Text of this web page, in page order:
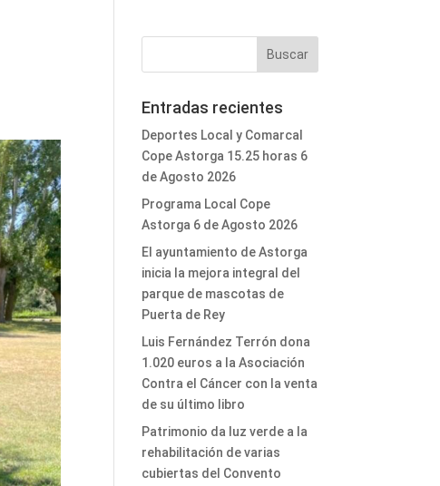
Entradas recientes
Deportes Local y Comarcal
Cope Astorga 15.25 horas 6
de Agosto 2026
Programa Local Cope
Astorga 6 de Agosto 2026
El ayuntamiento de Astorga
inicia la mejora integral del
parque de mascotas de
Puerta de Rey
Luis Fernández Terrón dona
1.020 euros a la Asociación
Contra el Cáncer con la venta
de su último libro
Patrimonio da luz verde a la
rehabilitación de varias
cubiertas del Convento